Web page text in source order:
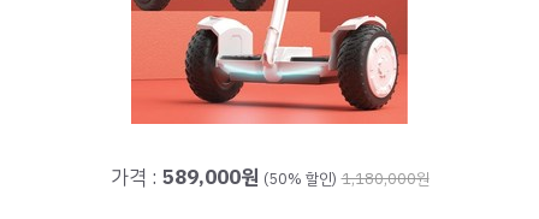
가격 : 589,000원 (50% 할인) 1,180,000원